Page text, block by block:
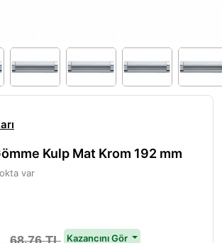
Kulp Mat Krom 192 mm
var
Kazancını Gör